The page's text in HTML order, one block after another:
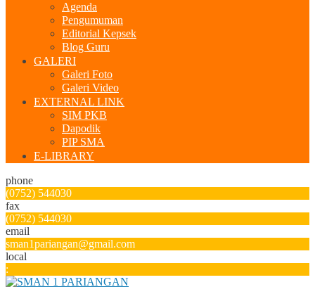
Agenda
Pengumuman
Editorial Kepsek
Blog Guru
GALERI
Galeri Foto
Galeri Video
EXTERNAL LINK
SIM PKB
Dapodik
PIP SMA
E-LIBRARY
phone
(0752) 544030
fax
(0752) 544030
email
sman1pariangan@gmail.com
local
: